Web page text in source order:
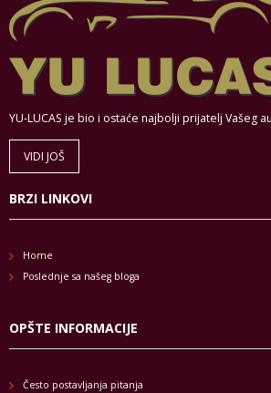
YU-LUCAS je bio i ostaće najbolji prijatelj Vašeg
VIDI JOŠ
BRZI LINKOVI
Home
Poslednje sa našeg bloga
OPŠTE INFORMACIJE
Često postavljanja pitanja